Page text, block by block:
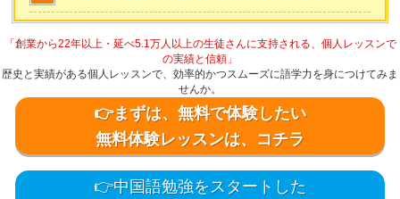
「創業から22年以上・延べ5.1万人以上の生徒さんに支持される、個人レッスンで
の実績と信頼」
歴史と実績がある個人レッスンで、効率的かつスムーズに語学力を身につけてみま
せんか。
👉まずは、無料で体験したい
無料体験レッスンは、コチラ
👉中国語勉強をスタートした